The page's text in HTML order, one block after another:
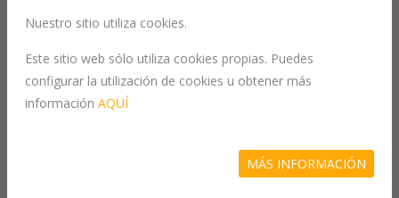
GASTRONOMIA
GENERALIDADES
INFORMATICA
Nuestro sitio utiliza cookies.
Este sitio web sólo utiliza cookies propias. Puedes
configurar la utilización de cookies u obtener más
información AQUÍ
MÁS INFORMACIÓN